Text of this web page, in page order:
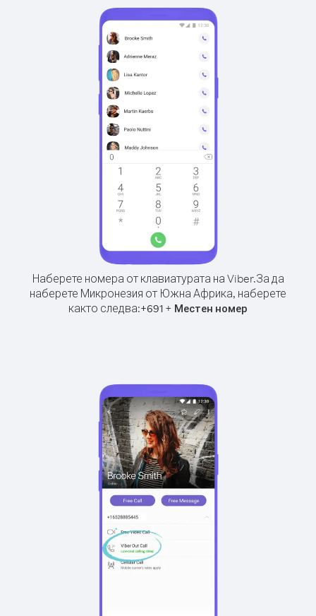
Наберете номера от клавиатурата на Viber.За да
наберете Микронезия от Южна Африка, наберете
както следва:+691 + Местен номер